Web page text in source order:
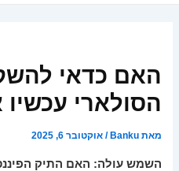
האם כדאי
הסולארי עכשיו
מאתBanku
/אוקטובר 6, 2025
השמש עולה: האם התיק